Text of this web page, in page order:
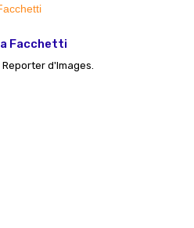
Facchetti
d'Images.